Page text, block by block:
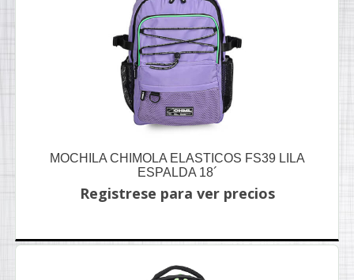
MOCHILA CHIMOLA ELASTICOS FS39 LILA
ESPALDA 18´
Registrese para ver precios